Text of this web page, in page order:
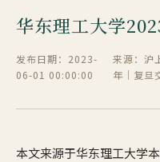
华东理工大学
发布日期：2023-
06-01 00:00:00
来源：沪
年｜复旦
本文来源于华东理工大学